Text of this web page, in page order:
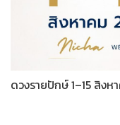
ดวงรายปักษ์ 1–15 สิง